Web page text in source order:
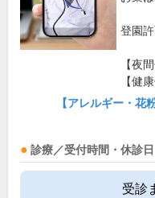
登園
【夜
【健
【アレルギー・花
診療／受付時間・休診日
受診